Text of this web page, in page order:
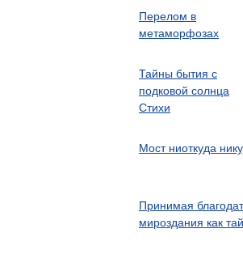
Перелом в
метаморфозах
Тайны бытия с
подковой солнца
Стихи
Мост ниоткуда
Принимая
мироздания как